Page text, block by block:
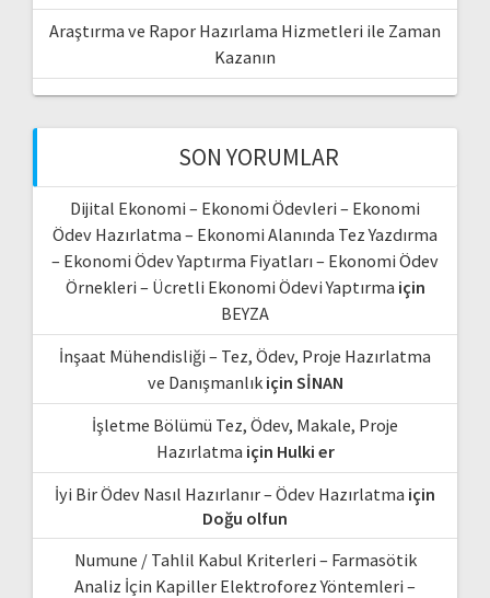
Araştırma ve Rapor Hazırlama Hizmetleri ile Zaman
Kazanın
SON YORUMLAR
Dijital Ekonomi – Ekonomi Ödevleri – Ekonomi
Ödev Hazırlatma – Ekonomi Alanında Tez Yazdırma
– Ekonomi Ödev Yaptırma Fiyatları – Ekonomi Ödev
Örnekleri – Ücretli Ekonomi Ödevi Yaptırma için
BEYZA
İnşaat Mühendisliği – Tez, Ödev, Proje Hazırlatma
ve Danışmanlıkiçin SİNAN
İşletme Bölümü Tez, Ödev, Makale, Proje
Hazırlatma için Hulki er
İyi Bir Ödev Nasıl Hazırlanır – Ödev Hazırlatma için
Doğu olfun
Numune / Tahlil Kabul Kriterleri – Farmasötik
Analiz İçin Kapiller Elektroforez Yöntemleri –